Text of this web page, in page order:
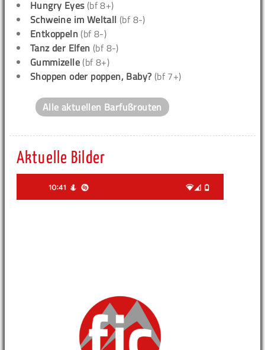
Hungry Eyes(bf 8+)
Schweine im Weltall (bf 8-)
Entkoppeln (bf 8-)
Tanz der Elfen (bf 8-)
Gummizelle (bf 8+)
Shoppen oder poppen, Baby? (bf 7+)
Alle aktuellen Barfußrouten
Aktuelle Bilder